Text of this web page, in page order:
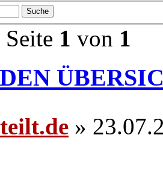
1 von 1
»